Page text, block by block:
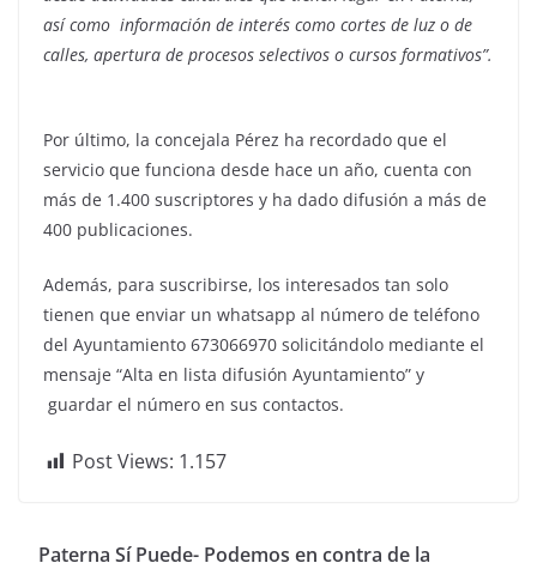
así como información de interés como cortes de luz o de
calles, apertura de procesos selectivos o cursos formativos”.
Por último, la concejala Pérez ha recordado que el
servicio que funciona desde hace un año, cuenta con
más de 1.400 suscriptores y ha dado difusión a más de
400 publicaciones.
Además, para suscribirse, los interesados tan solo
tienen que enviar un whatsapp al número de teléfono
del Ayuntamiento 673066970 solicitándolo mediante el
mensaje “Alta en lista difusión Ayuntamiento” y
guardar el número en sus contactos.
Post Views: 1.157
Paterna Sí Puede- Podemos en contra de la